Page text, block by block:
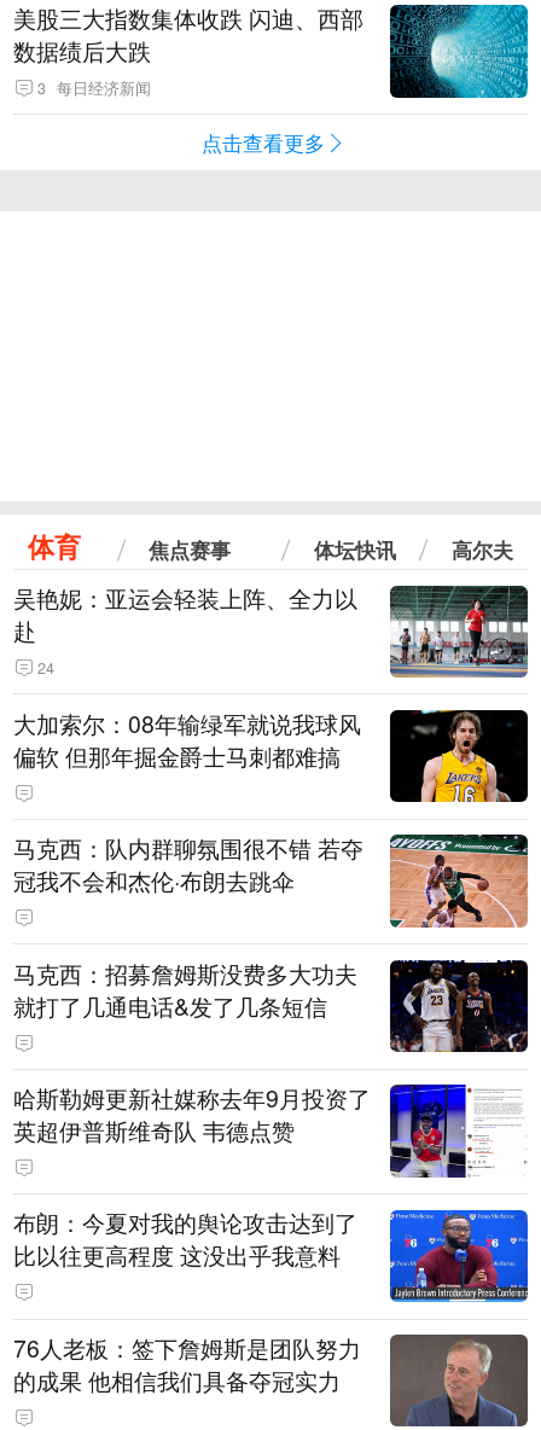
美股三大指数集体收跌 闪迪、西部
数据绩后大跌
3 每日经济新闻
点击查看更多
体育 焦点赛事 体坛快讯 高尔夫
吴艳妮：亚运会轻装上阵、全力以
赴
24
大加索尔：08年输绿军就说我球风
偏软 但那年掘金爵士马刺都难搞
马克西：队内群聊氛围很不错 若夺
冠我不会和杰伦·布朗去跳伞
马克西：招募詹姆斯没费多大功夫
就打了几通电话&发了几条短信
哈斯勒姆更新社媒称去年9月投资了
英超伊普斯维奇队 韦德点赞
布朗：今夏对我的舆论攻击达到了
比以往更高程度 这没出乎我意料
76人老板：签下詹姆斯是团队努力
的成果 他相信我们具备夺冠实力